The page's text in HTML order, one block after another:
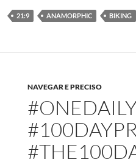
21:9 ANAMORPHIC BIKING
NAVEGAR E PRECISO